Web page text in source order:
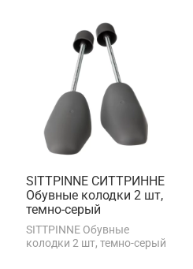
SITTPINNE СИТТРИННЕ
Обувные колодки 2 шт,
темно-серый
SITTPINNE Обувные
колодки 2 шт, темно-серый